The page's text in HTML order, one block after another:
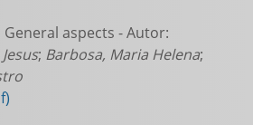
aspects - Autor:
; Barbosa, Maria Helena;